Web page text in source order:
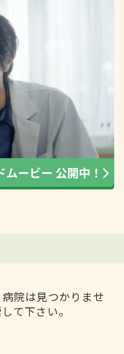
院は見つかりませ
て下さい。